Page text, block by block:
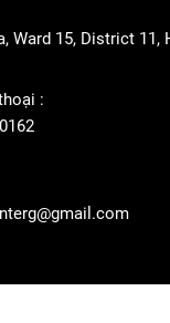
Ward 15, District 11,
: